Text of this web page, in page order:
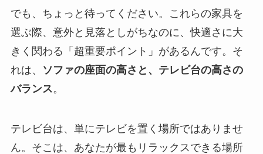
でも、ちょっと待ってください。これらの家具を
選ぶ際、意外と見落としがちなのに、快適さに大
きく関わる「超重要ポイント」があるんです。そ
れは、
ソファの座面の高さと、テレビ台の高さの
バランス。
テレビ台は、単にテレビを置く場所ではありませ
ん。そこは、あなたが最もリラックスできる場所